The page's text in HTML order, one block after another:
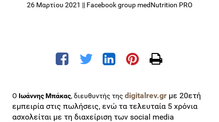
26 Μαρτίου 2021 || Facebook group medNutrition PRO
O Ιωάννης Μπάκας, διευθυντής της digitalrev.gr με 20ετή
εμπειρία στις πωλήσεις, ενώ τα τελευταία 5 χρόνια
ασχολείται με τη διαχείριση των social media